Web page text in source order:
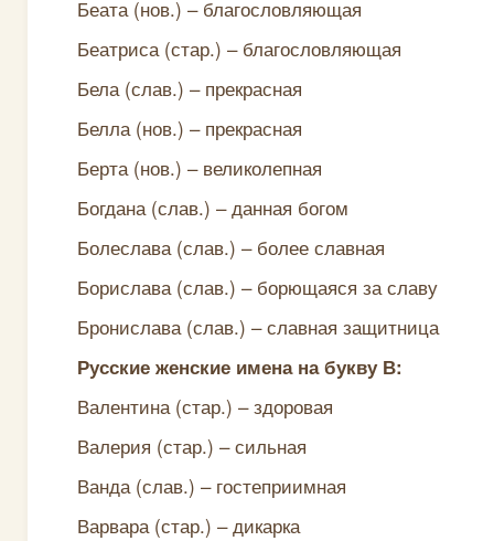
Беата (нов.) – благословляющая
Беатриса (стар.) – благословляющая
Бела (слав.) – прекрасная
Белла (нов.) – прекрасная
Берта (нов.) – великолепная
Богдана (слав.) – данная богом
Болеслава (слав.) – более славная
Борислава (слав.) – борющаяся за славу
Бронислава (слав.) – славная защитница
Русские женские имена на букву В:
Валентина (стар.) – здоровая
Валерия (стар.) – сильная
Ванда (слав.) – гостеприимная
Варвара (стар.) – дикарка